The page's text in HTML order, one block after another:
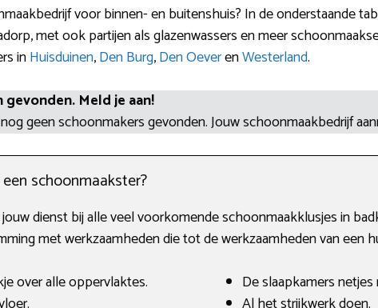
voor binnen- en buitenshuis? In de onderstaande
met ook partijen als glazenwassers en meer
inHuisduinen,Den Burg,Den OeverenWesterland.
Meld je aan!
geen schoonmakers gevonden. Jouw schoonmaakbedrijf
schoonmaakster?
dienst bij alle veel voorkomende schoonmaakklusjes in
met werkzaamheden die tot de werkzaamheden van een
over alle oppervlaktes.
De slaapkamers netjes